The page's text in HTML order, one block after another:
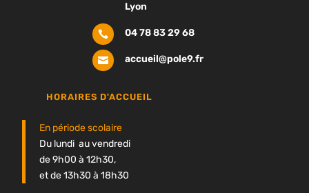
Lyon
 04 78 83 29 68
 accueil@pole9.fr
HORAIRES D'ACCUEIL
En période scolaire
Du lundi au vendredi
de 9h00 à 12h30,
et de 13h30 à 18h30